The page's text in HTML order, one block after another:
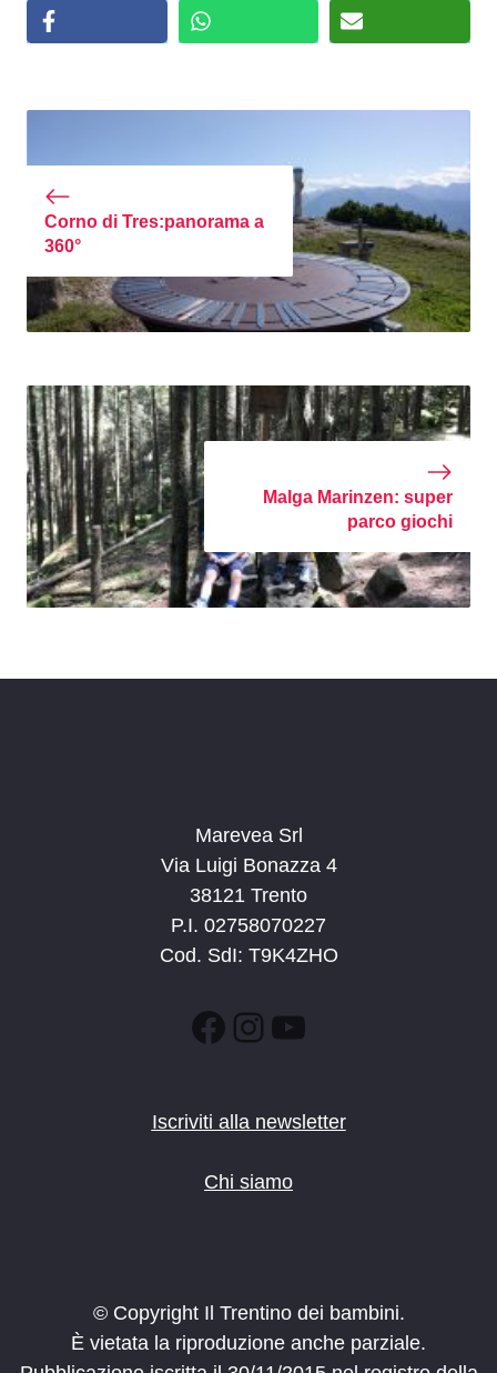
Corno di Tres:panorama a
360°
Malga Marinzen: super
parco giochi
Marevea Srl
Via Luigi Bonazza 4
38121 Trento
P.I. 02758070227
Cod. SdI: T9K4ZHO
Facebook
Instagram
YouTube
Iscriviti alla newsletter
Chi siamo
© Copyright Il Trentino dei bambini.
È vietata la riproduzione anche parziale.